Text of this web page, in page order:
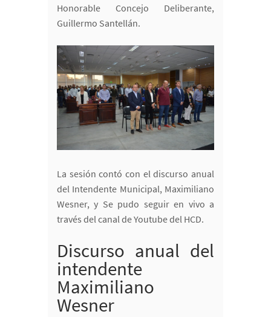
Honorable Concejo Deliberante,
Guillermo Santellán.
La sesión contó con el discurso anual
del Intendente Municipal, Maximiliano
Wesner, y Se pudo seguir en vivo a
través del canal de Youtube del HCD.
Discurso anual del
intendente
Maximiliano
Wesner